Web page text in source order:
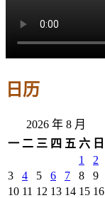
日历
2026 年 8 月
一 二 三 四 五 六 日
1
2
3
4 5 6 7 8
9
10 11 12 13 14 15 16